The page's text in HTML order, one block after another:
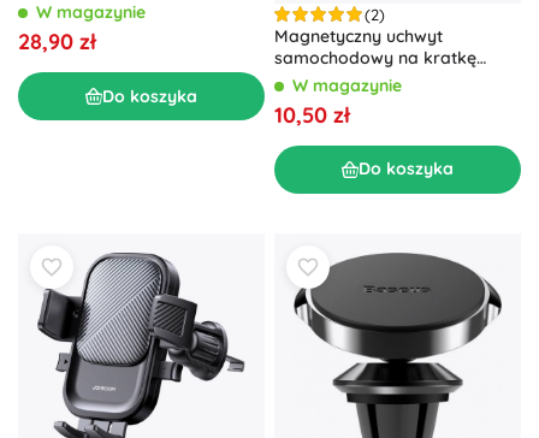
W magazynie
28,90 zł
Do koszyka
(2)
Magnetyczny uchwyt
samochodowy na kratkę
wentylacyjną – Różowy
W magazynie
10,50 zł
Do koszyka